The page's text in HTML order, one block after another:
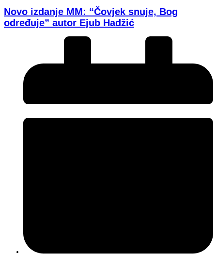
Novo izdanje MM: “Čovjek snuje, Bog
određuje” autor Ejub Hadžić